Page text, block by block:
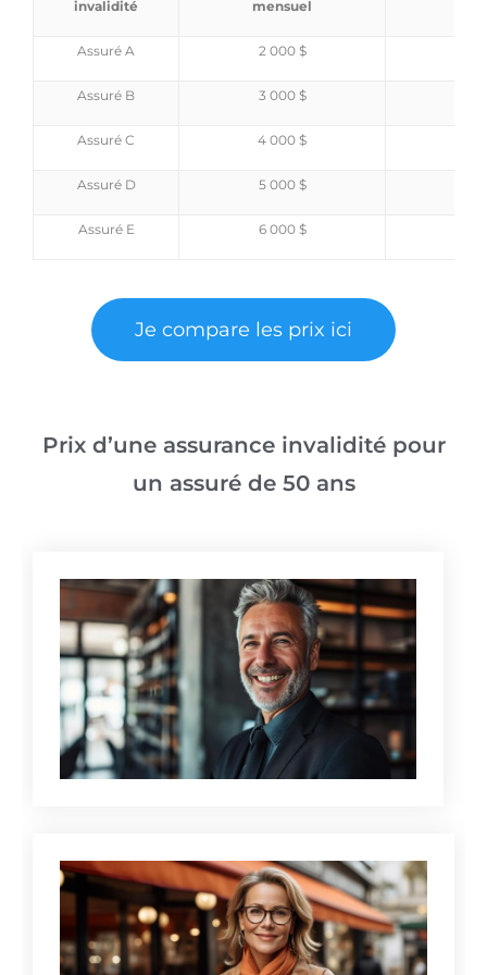
invalidité mensuel
Assuré A 2 000 $
Assuré B 3 000 $
Assuré C 4 000 $
Assuré D 5 000 $
Assuré E 6 000 $
Je compare les prix ici
Prix d’une assurance invalidité pour
un assuré de 50 ans